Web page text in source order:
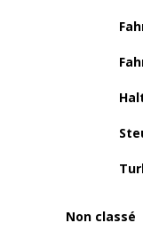
Non classé